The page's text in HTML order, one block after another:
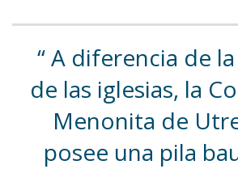
A diferencia de
de las iglesias, la
Menonita de
posee una pila